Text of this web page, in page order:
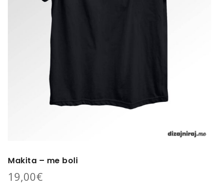
Makita – me boli
19,00€